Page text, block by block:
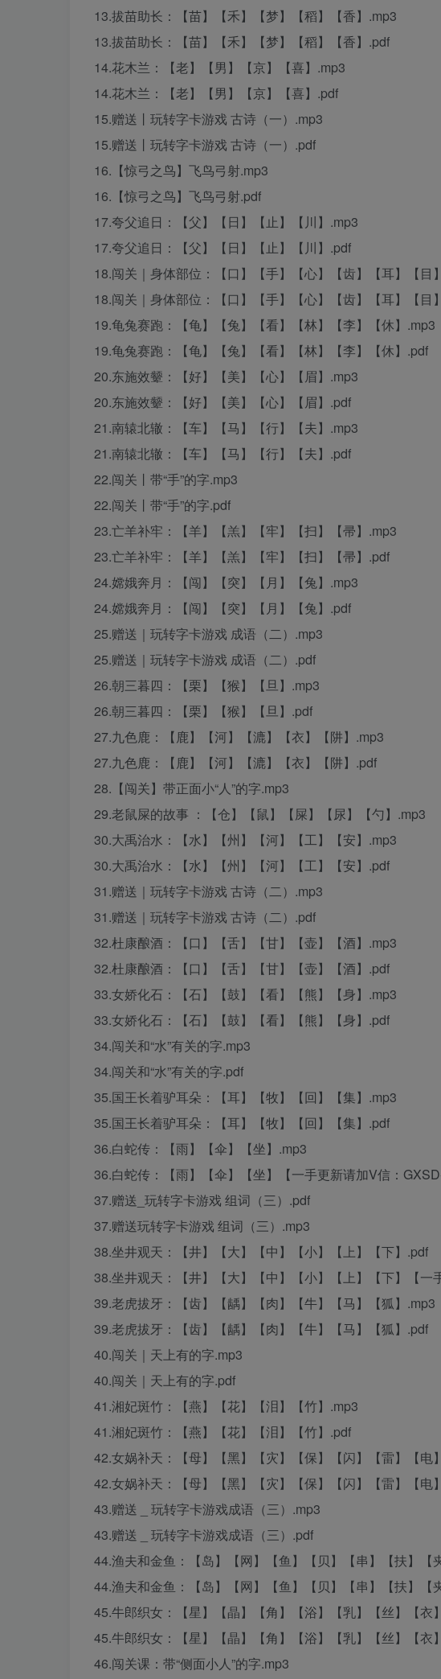
13.拔苗助长：【苗】【禾】【梦】【稻】【香】.mp3
13.拔苗助长：【苗】【禾】【梦】【稻】【香】.pdf
14.花木兰：【老】【男】【京】【喜】.mp3
14.花木兰：【老】【男】【京】【喜】.pdf
15.赠送丨玩转字卡游戏 古诗（一）.mp3
15.赠送丨玩转字卡游戏 古诗（一）.pdf
16.【惊弓之鸟】飞鸟弓射.mp3
16.【惊弓之鸟】飞鸟弓射.pdf
17.夸父追日：【父】【日】【止】【川】.mp3
17.夸父追日：【父】【日】【止】【川】.pdf
18.闯关｜身体部位：【口】【手】【心】【齿】【耳】【目
18.闯关｜身体部位：【口】【手】【心】【齿】【耳】【目
19.龟兔赛跑：【龟】【兔】【看】【林】【李】【休】.mp3
19.龟兔赛跑：【龟】【兔】【看】【林】【李】【休】.pdf
20.东施效颦：【好】【美】【心】【眉】.mp3
20.东施效颦：【好】【美】【心】【眉】.pdf
21.南辕北辙：【车】【马】【行】【夫】.mp3
21.南辕北辙：【车】【马】【行】【夫】.pdf
22.闯关丨带“手”的字.mp3
22.闯关丨带“手”的字.pdf
23.亡羊补牢：【羊】【羔】【牢】【扫】【帚】.mp3
23.亡羊补牢：【羊】【羔】【牢】【扫】【帚】.pdf
24.嫦娥奔月：【闯】【突】【月】【兔】.mp3
24.嫦娥奔月：【闯】【突】【月】【兔】.pdf
25.赠送｜玩转字卡游戏 成语（二）.mp3
25.赠送｜玩转字卡游戏 成语（二）.pdf
26.朝三暮四：【栗】【猴】【旦】.mp3
26.朝三暮四：【栗】【猴】【旦】.pdf
27.九色鹿：【鹿】【河】【漉】【衣】【阱】.mp3
27.九色鹿：【鹿】【河】【漉】【衣】【阱】.pdf
28.【闯关】带正面小“人”的字.mp3
29.老鼠屎的故事 ：【仓】【鼠】【屎】【尿】【勺】.mp3
30.大禹治水：【水】【州】【河】【工】【安】.mp3
30.大禹治水：【水】【州】【河】【工】【安】.pdf
31.赠送｜玩转字卡游戏 古诗（二）.mp3
31.赠送｜玩转字卡游戏 古诗（二）.pdf
32.杜康酿酒：【口】【舌】【甘】【壶】【酒】.mp3
32.杜康酿酒：【口】【舌】【甘】【壶】【酒】.pdf
33.女娇化石：【石】【鼓】【看】【熊】【身】.mp3
33.女娇化石：【石】【鼓】【看】【熊】【身】.pdf
34.闯关和“水”有关的字.mp3
34.闯关和“水”有关的字.pdf
35.国王长着驴耳朵：【耳】【牧】【回】【集】.mp3
35.国王长着驴耳朵：【耳】【牧】【回】【集】.pdf
36.白蛇传：【雨】【伞】【坐】.mp3
36.白蛇传：【雨】【伞】【坐】【一手更新请加V信：
37.赠送_玩转字卡游戏 组词（三）.pdf
37.赠送玩转字卡游戏 组词（三）.mp3
38.坐井观天：【井】【大】【中】【小】【上】【下】.pdf
38.坐井观天：【井】【大】【中】【小】【上】【下】【一
39.老虎拔牙：【齿】【龋】【肉】【牛】【马】【狐】.mp3
39.老虎拔牙：【齿】【龋】【肉】【牛】【马】【狐】.pdf
40.闯关｜天上有的字.mp3
40.闯关｜天上有的字.pdf
41.湘妃斑竹：【燕】【花】【泪】【竹】.mp3
41.湘妃斑竹：【燕】【花】【泪】【竹】.pdf
42.女娲补天：【母】【黑】【灾】【保】【闪】【雷】【电
42.女娲补天：【母】【黑】【灾】【保】【闪】【雷】【电
43.赠送 _ 玩转字卡游戏成语（三）.mp3
43.赠送 _ 玩转字卡游戏成语（三）.pdf
44.渔夫和金鱼：【岛】【网】【鱼】【贝】【串】【扶】【
44.渔夫和金鱼：【岛】【网】【鱼】【贝】【串】【扶】【
45.牛郎织女：【星】【晶】【角】【浴】【乳】【丝】【衣
45.牛郎织女：【星】【晶】【角】【浴】【乳】【丝】【衣
46.闯关课：带“侧面小人”的字.mp3